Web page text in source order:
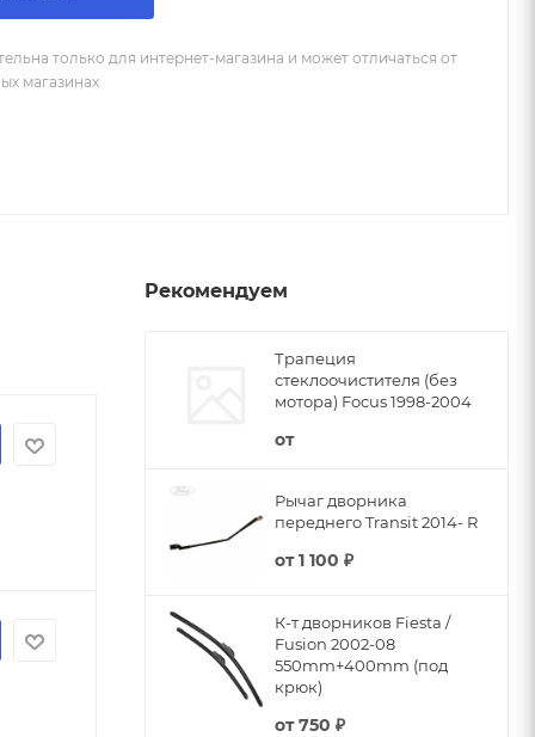
только для интернет-магазина и может отличаться от
магазинах
Рекомендуем
Трапеция
стеклоочистителя (без
мотора) Focus 1998-2004
от
Рычаг дворника
переднего Transit 2014- R
от1 100 ₽
К-т дворников Fiesta /
Fusion 2002-08
550mm+400mm (под
крюк)
от750 ₽